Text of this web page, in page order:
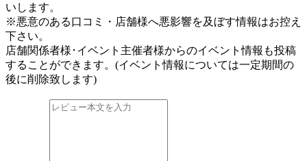
いします。
※悪意のある口コミ・店舗様へ悪影響を及ぼす情報はお控え
下さい。
店舗関係者様･イベント主催者様からのイベント情報も投稿
することができます。 (イベント情報については一定期間の
後に削除致します)